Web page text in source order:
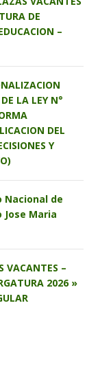
DE
–
LA LEY N°
DEL
Y
Nacional de
Jose Maria
VACANTES –
2026 »